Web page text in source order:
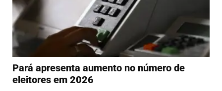
Pará apresenta aumento no número de
eleitores em 2026